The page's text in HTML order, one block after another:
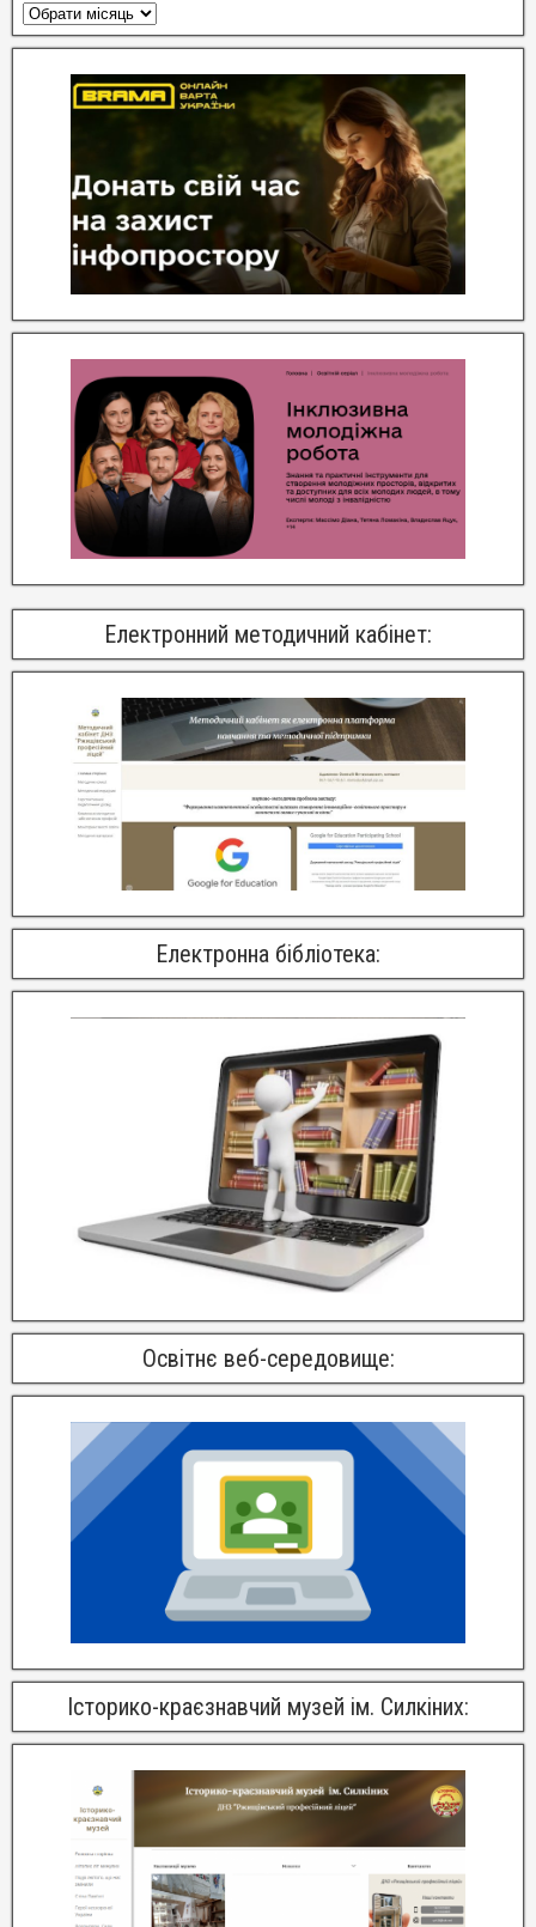
Електронний методичний кабінет:
Електронна бібліотека:
Освітнє веб-середовище:
Історико-краєзнавчий музей ім. Силкіних: